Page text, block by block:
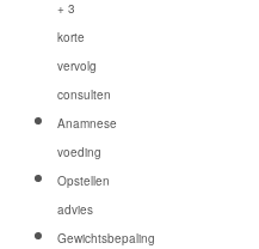
+ 3
korte
vervolg
consulten
Anamnese
voeding
Opstellen
advies
Gewichtsbepaling